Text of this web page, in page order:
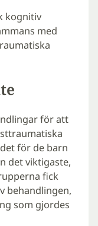
kognitiv
med
för att
för de barn
det viktigaste,
fick
behandlingen,
som gjordes